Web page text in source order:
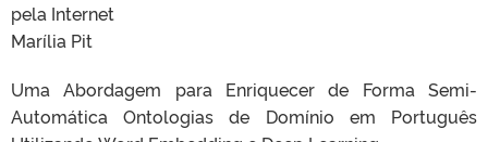
pela Internet
Marília Pit
Uma Abordagem para Enriquecer de Forma Semi-
Automática Ontologias de Domínio em Português